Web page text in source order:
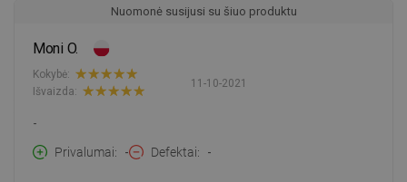
Nuomonė susijusi su šiuo produktu
Moni O.
11-10-2021
Kokybė:
Išvaizda:
-
Privalumai
- Defektai -